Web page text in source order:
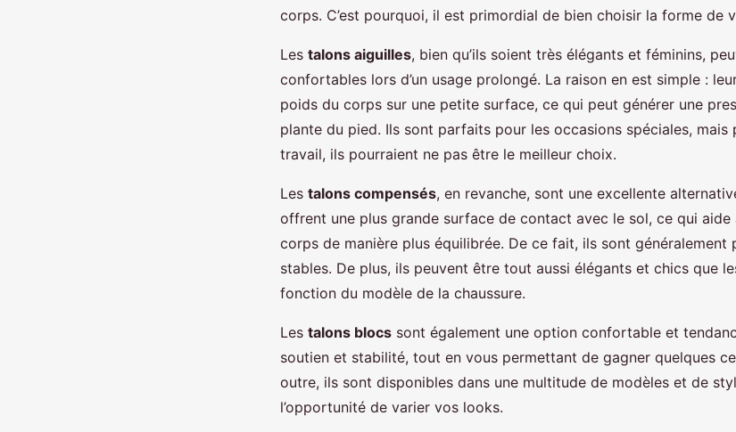
corps. C’est pourquoi, il est primordial de bien choisir la forme de
Les talons aiguilles, bien qu’ils soient très élégants et féminins,
confortables lors d’un usage prolongé. La raison en est simple :
poids du corps sur une petite surface, ce qui peut générer une
plante du pied. Ils sont parfaits pour les occasions spéciales, mais
travail, ils pourraient ne pas être le meilleur choix.
Les talons compensés, en revanche, sont une excellente
offrent une plus grande surface de contact avec le sol, ce qui
corps de manière plus équilibrée. De ce fait, ils sont
stables. De plus, ils peuvent être tout aussi élégants et chics que
fonction du modèle de la chaussure.
Les talons blocs sont également une option confortable et
soutien et stabilité, tout en vous permettant de gagner quelques
outre, ils sont disponibles dans une multitude de modèles et de
l’opportunité de varier vos looks.